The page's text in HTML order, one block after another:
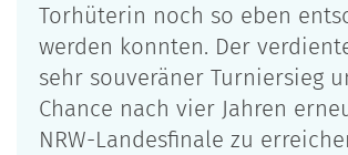
Torhüterin noch so eben
werden konnten. Der
sehr souveräner Turniersieg
Chance nach vier Jahren
NRW-Landesfinale zu